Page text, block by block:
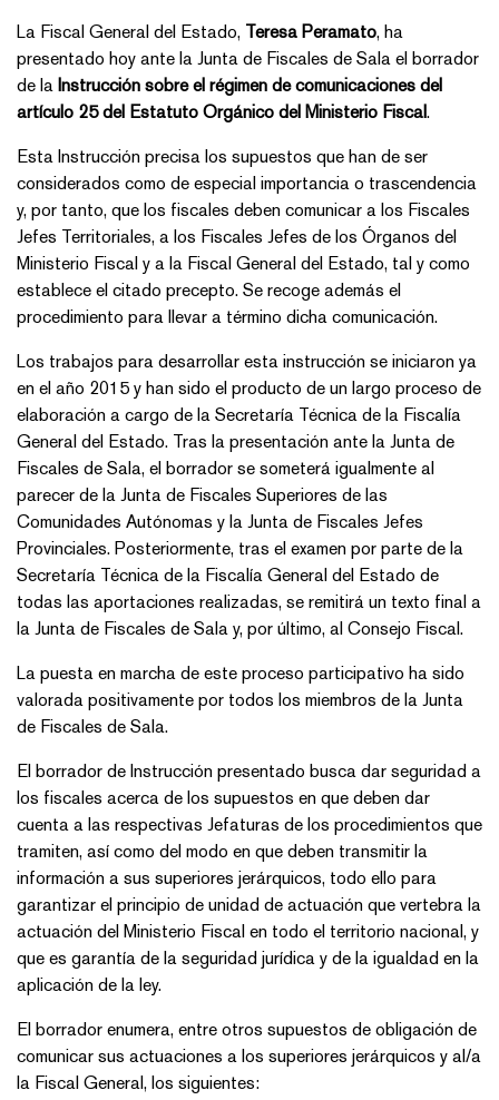
La Fiscal General del Estado, Teresa Peramato, ha
presentado hoy ante la Junta de Fiscales de Sala el borrador
de la Instrucción sobre el régimen de comunicaciones del
artículo 25 del Estatuto Orgánico del Ministerio Fiscal.
Esta Instrucción precisa los supuestos que han de ser
considerados como de especial importancia o trascendencia
y, por tanto, que los fiscales deben comunicar a los Fiscales
Jefes Territoriales, a los Fiscales Jefes de los Órganos del
Ministerio Fiscal y a la Fiscal General del Estado, tal y como
establece el citado precepto. Se recoge además el
procedimiento para llevar a término dicha comunicación.
Los trabajos para desarrollar esta instrucción se iniciaron ya
en el año 2015 y han sido el producto de un largo proceso de
elaboración a cargo de la Secretaría Técnica de la Fiscalía
General del Estado. Tras la presentación ante la Junta de
Fiscales de Sala, el borrador se someterá igualmente al
parecer de la Junta de Fiscales Superiores de las
Comunidades Autónomas y la Junta de Fiscales Jefes
Provinciales. Posteriormente, tras el examen por parte de la
Secretaría Técnica de la Fiscalía General del Estado de
todas las aportaciones realizadas, se remitirá un texto final a
la Junta de Fiscales de Sala y, por último, al Consejo Fiscal.
La puesta en marcha de este proceso participativo ha sido
valorada positivamente por todos los miembros de la Junta
de Fiscales de Sala.
El borrador de Instrucción presentado busca dar seguridad a
los fiscales acerca de los supuestos en que deben dar
cuenta a las respectivas Jefaturas de los procedimientos que
tramiten, así como del modo en que deben transmitir la
información a sus superiores jerárquicos, todo ello para
garantizar el principio de unidad de actuación que vertebra la
actuación del Ministerio Fiscal en todo el territorio nacional, y
que es garantía de la seguridad jurídica y de la igualdad en la
aplicación de la ley.
El borrador enumera, entre otros supuestos de obligación de
comunicar sus actuaciones a los superiores jerárquicos y al/a
la Fiscal General, los siguientes: